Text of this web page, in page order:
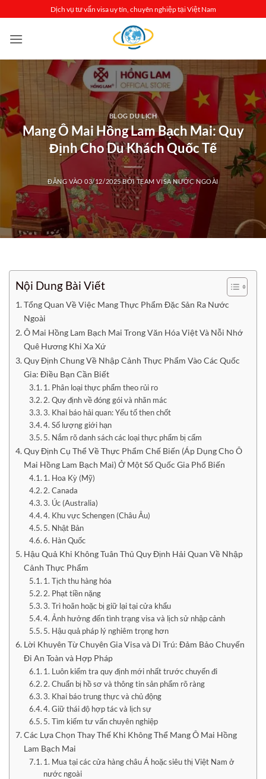
qua
nội
Dịch vụ tư vấn visa uy tín, chuyên nghiệp tại Việt Nam
BLOG DU LỊCH
Mang Ô Mai Hồng Lam Bạch Mai: Quy
Định Cho Du Khách Quốc Tế
ĐĂNG VÀO03/12/2025 BỞITEAM VISA NƯỚC NGOÀI
Nội Dung Bài Viết
Tổng Quan Về Việc Mang Thực Phẩm Đặc Sản Ra Nước
Ngoài
Ô Mai Hồng Lam Bạch Mai Trong Văn Hóa Việt Và Nỗi Nhớ
Quê Hương Khi Xa Xứ
Quy Định Chung Về Nhập Cảnh Thực Phẩm Vào Các Quốc
Gia: Điều Bạn Cần Biết
1. Phân loại thực phẩm theo rủi ro
2. Quy định về đóng gói và nhãn mác
3. Khai báo hải quan: Yếu tố then chốt
4. Số lượng giới hạn
5. Nắm rõ danh sách các loại thực phẩm bị cấm
Quy Định Cụ Thể Về Thực Phẩm Chế Biến (Áp Dụng Cho Ô
Mai Hồng Lam Bạch Mai) Ở Một Số Quốc Gia Phổ Biến
1. Hoa Kỳ (Mỹ)
2. Canada
3. Úc (Australia)
4. Khu vực Schengen (Châu Âu)
5. Nhật Bản
6. Hàn Quốc
Hậu Quả Khi Không Tuân Thủ Quy Định Hải Quan Về Nhập
Cảnh Thực Phẩm
1. Tịch thu hàng hóa
2. Phạt tiền nặng
3. Trì hoãn hoặc bị giữ lại tại cửa khẩu
4. Ảnh hưởng đến tình trạng visa và lịch sử nhập cảnh
5. Hậu quả pháp lý nghiêm trọng hơn
Lời Khuyên Từ Chuyên Gia Visa và Di Trú: Đảm Bảo Chuyến
Đi An Toàn và Hợp Pháp
1. Luôn kiểm tra quy định mới nhất trước chuyến đi
2. Chuẩn bị hồ sơ và thông tin sản phẩm rõ ràng
3. Khai báo trung thực và chủ động
4. Giữ thái độ hợp tác và lịch sự
5. Tìm kiếm tư vấn chuyên nghiệp
Các Lựa Chọn Thay Thế Khi Không Thể Mang Ô Mai Hồng
Lam Bạch Mai
1. Mua tại các cửa hàng châu Á hoặc siêu thị Việt Nam ở
nước ngoài